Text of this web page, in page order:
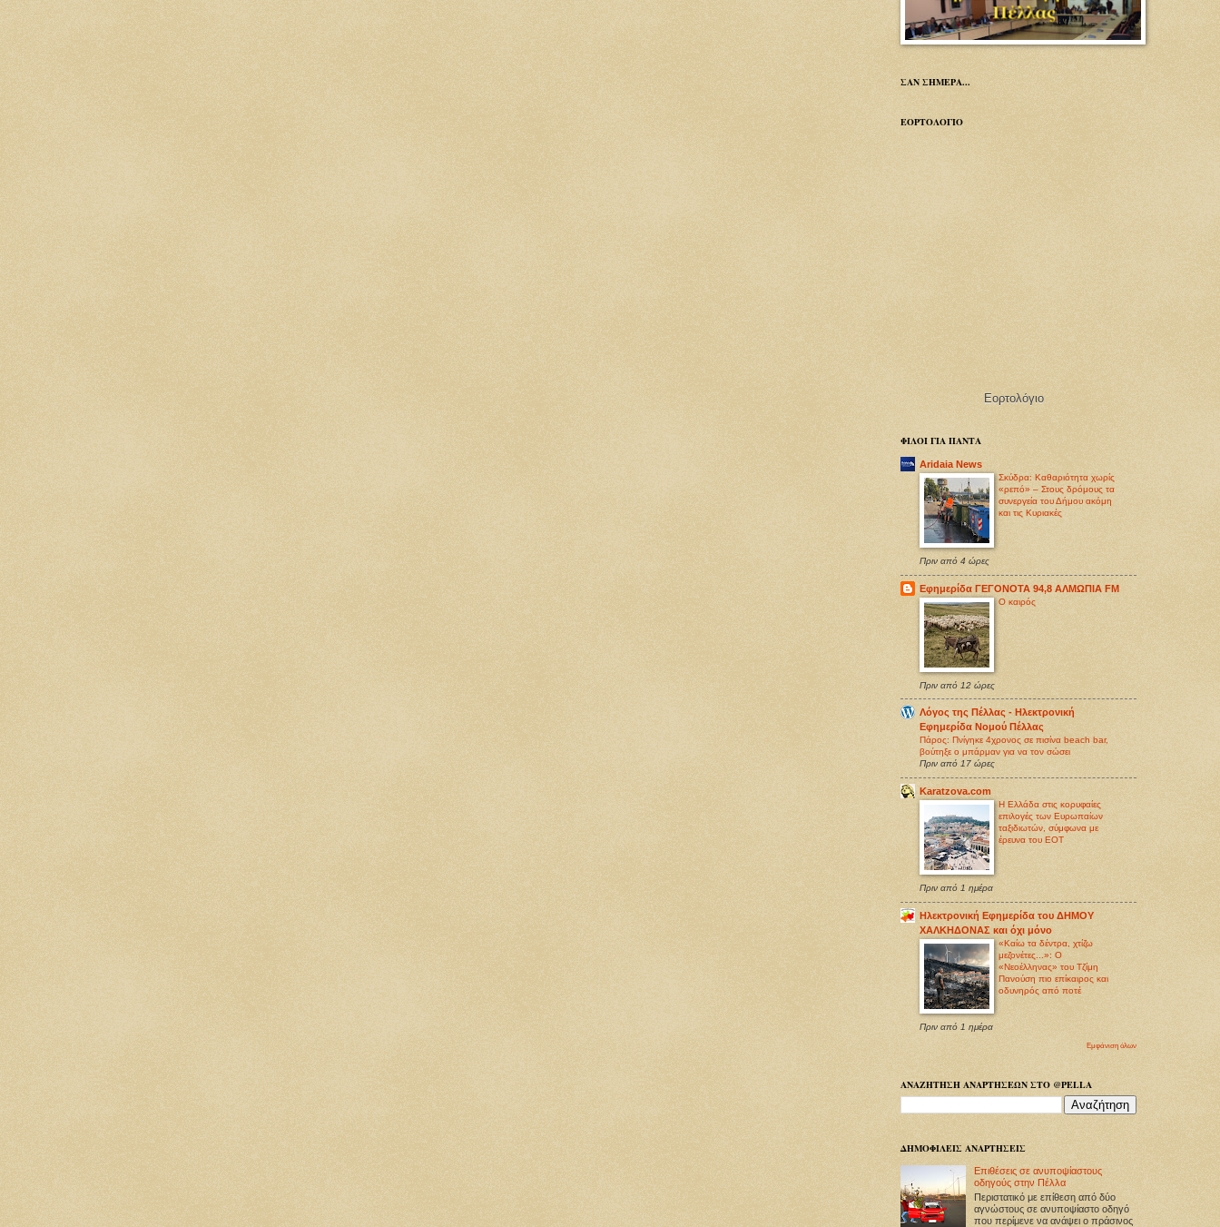
ΣΑΝ ΣΗΜΕΡΑ...
ΕΟΡΤΟΛΟΓΙΟ
Εορτολόγιο
ΦΙΛΟΙ ΓΙΑ ΠΑΝΤΑ
Aridaia News
Σκύδρα: Καθαριότητα χωρίς
«ρεπό» – Στους δρόμους τα
συνεργεία του Δήμου ακόμη
και τις Κυριακές
Πριν από 4 ώρες
Εφημερίδα ΓΕΓΟΝΟΤΑ 94,8 ΑΛΜΩΠΙΑ FM
O καιρός
Πριν από 12 ώρες
Λόγος της Πέλλας - Ηλεκτρονική
Εφημερίδα Νομού Πέλλας
Πάρος: Πνίγηκε 4χρονος σε πισίνα beach bar,
βούτηξε ο μπάρμαν για να τον σώσει
Πριν από 17 ώρες
Karatzova.com
Η Ελλάδα στις κορυφαίες
επιλογές των Ευρωπαίων
ταξιδιωτών, σύμφωνα με
έρευνα του ΕΟΤ
Πριν από 1 ημέρα
Ηλεκτρονική Εφημερίδα του ΔΗΜΟΥ
ΧΑΛΚΗΔΟΝΑΣ και όχι μόνο
«Καίω τα δέντρα, χτίζω
μεζονέτες...»: Ο
«Νεοέλληνας» του Τζίμη
Πανούση πιο επίκαιρος και
οδυνηρός από ποτέ
Πριν από 1 ημέρα
Εμφάνιση όλων
ΑΝΑΖΗΤΗΣΗ ΑΝΑΡΤΗΣΕΩΝ ΣΤΟ @PELLA
ΔΗΜΟΦΙΛΕΙΣ ΑΝΑΡΤΗΣΕΙΣ
Επιθέσεις σε ανυποψίαστους
οδηγούς στην Πέλλα
Περιστατικό με επίθεση από δύο
αγνώστους σε ανυποψίαστο οδηγό
που περίμενε να ανάψει ο πράσινος